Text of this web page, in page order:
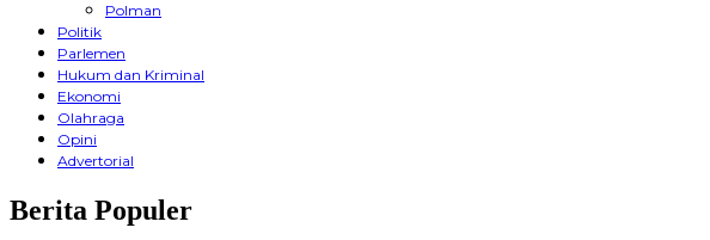
Polman
Politik
Parlemen
Hukum dan Kriminal
Ekonomi
Olahraga
Opini
Advertorial
Berita Populer